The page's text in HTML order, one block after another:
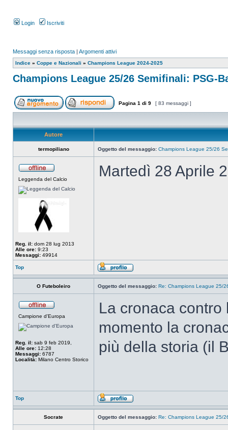
Login Iscriviti
Messaggi senza risposta | Argomenti attivi
Indice » Coppe e Nazionali » Champions League 2024-2025
Champions League 25/26 Semifinali: PSG-
Pagina 1 di 9 [ 83 messaggi ]
Autore
termopiliano Oggetto del messaggio: Champions League 25/26
Leggenda del Calcio
Reg. il: dom 28 lug 2013
Alle ore: 9:23
Messaggi: 49914
Martedì 28 Aprile
Top
O Futeboleiro Oggetto del messaggio: Re: Champions League 25/
Campione d'Europa
Reg. il: sab 9 feb 2019,
Alle ore: 12:28
Messaggi: 6787
Località: Milano Centro Storico
La cronaca
momento la
più della storia (il
Top
Socrate Oggetto del messaggio: Re: Champions League 25/